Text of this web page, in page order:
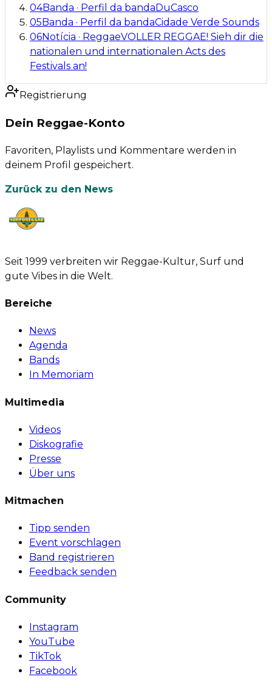
04Banda · Perfil da banda DuCasco
05 Banda · Perfil da bandaCidade Verde Sounds
06Notícia · ReggaeVOLLER REGGAE! Sieh dir die
nationalen und internationalen Acts des
Festivals an!
Registrierung
Dein Reggae-Konto
Favoriten, Playlists und Kommentare werden in
deinem Profil gespeichert.
Zurück zu den News
Seit 1999 verbreiten wir Reggae-Kultur, Surf und
gute Vibes in die Welt.
Bereiche
News
Agenda
Bands
In Memoriam
Multimedia
Videos
Diskografie
Presse
Über uns
Mitmachen
Tipp senden
Event vorschlagen
Band registrieren
Feedback senden
Community
Instagram
YouTube
TikTok
Facebook